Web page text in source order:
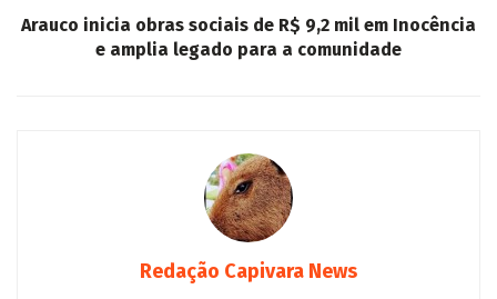
Arauco inicia obras sociais de R$ 9,2 mil em Inocência
e amplia legado para a comunidade
Redação Capivara News